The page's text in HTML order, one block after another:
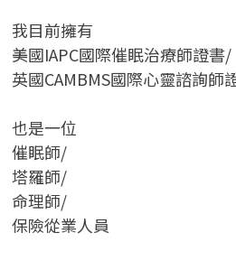
我目前擁有
美國IAPC國際催眠治療師證書/
英國CAMBMS國際心靈諮詢師
也是一位
催眠師/
塔羅師/
命理師/
保險從業人員